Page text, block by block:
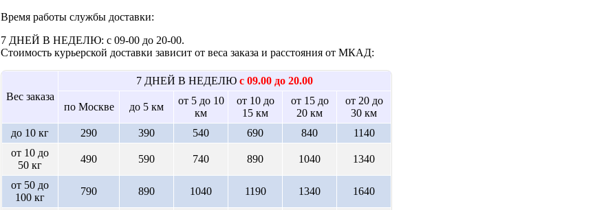
Время работы службы доставки:
7 ДНЕЙ В НЕДЕЛЮ: с 09-00 до 20-00.
Стоимость курьерской доставки зависит от веса заказа и расстояния от МКАД:
Вес заказа
7 ДНЕЙ В НЕДЕЛЮ с 09.00 до 20.00
по Москве до 5 км
от 5 до 10
км
от 10 до
15 км
от 15 до
20 км
от 20 до
30 км
до 10 кг
290 390 540 690 840
1140
от 10 до
50 кг
490 590 740 890 1040 1340
от 50 до
100 кг
790 890 1040 1190 1340 1640